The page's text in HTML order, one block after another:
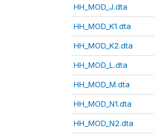
HH_MOD_J.dta
HH_MOD_K1.dta
HH_MOD_K2.dta
HH_MOD_L.dta
HH_MOD_M.dta
HH_MOD_N1.dta
HH_MOD_N2.dta